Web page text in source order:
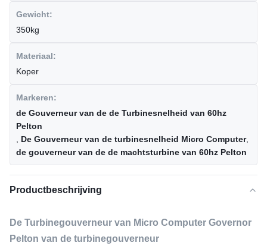
Gewicht:
350kg
Materiaal:
Koper
Markeren:
de Gouverneur van de de Turbinesnelheid van 60hz
Pelton
De Gouverneur van de turbinesnelheid Micro Computer,
de gouverneur van de de machtsturbine van 60hz Pelton
Productbeschrijving
De Turbinegouverneur van Micro Computer Governor
Pelton van de turbinegouverneur